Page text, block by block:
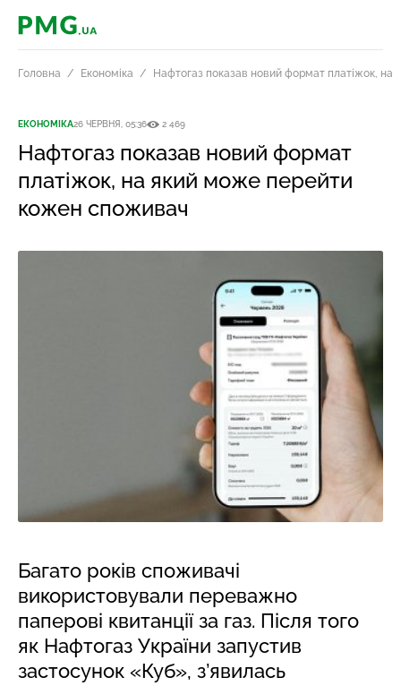
PMG.ua
Головна Економіка Нафтогаз показав новий формат платіжок,
ЕКОНОМІКА26 ЧЕРВНЯ, 05:36 2 469
Нафтогаз показав новий формат
платіжок, на який може перейти
кожен споживач
Багато років споживачі
використовували переважно
паперові квитанції за газ. Після того
як Нафтогаз України запустив
застосунок «Куб», з’явилась